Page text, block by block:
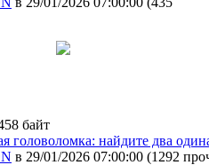
байт
головоломка: найдите два
в 29/01/2026 07:00:00 (1292